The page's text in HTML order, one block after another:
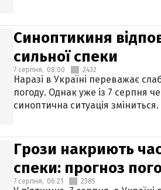
Синоптикиня
сильної спеки
7 серпня, 08:00 2432
Наразі в Україні переважає
погоду. Однак уже із 7 серпня
синоптична ситуація зміниться.
Грози накриють
спеки: прогноз
7 серпня, 06:21 2385